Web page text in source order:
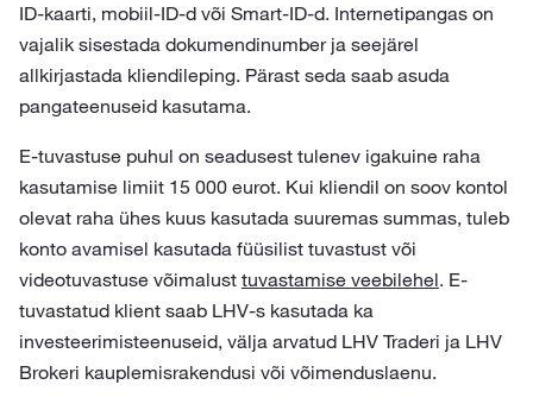
ID-kaarti, mobiil-ID-d või Smart-ID-d. Internetipangas on
vajalik sisestada dokumendinumber ja seejärel
allkirjastada kliendileping. Pärast seda saab asuda
pangateenuseid kasutama.
E-tuvastuse puhul on seadusest tulenev igakuine raha
kasutamise limiit 15 000 eurot. Kui kliendil on soov kontol
olevat raha ühes kuus kasutada suuremas summas, tuleb
konto avamisel kasutada füüsilist tuvastust või
videotuvastuse võimalust tuvastamise veebilehel. E-
tuvastatud klient saab LHV-s kasutada ka
investeerimisteenuseid, välja arvatud LHV Traderi ja LHV
Brokeri kauplemisrakendusi või võimenduslaenu.